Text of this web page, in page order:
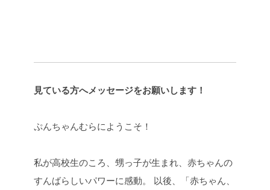
見ている方へメッセージをお願いします！
ぷんちゃんむらにようこそ！
私が高校生のころ、甥っ子が生まれ、赤ちゃんの
すんばらしいパワーに感動。 以後、「赤ちゃん、